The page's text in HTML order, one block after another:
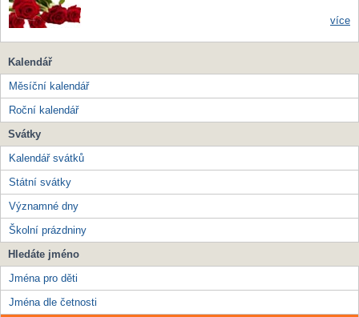
více
Kalendář
Měsíční kalendář
Roční kalendář
Svátky
Kalendář svátků
Státní svátky
Významné dny
Školní prázdniny
Hledáte jméno
Jména pro děti
Jména dle četnosti